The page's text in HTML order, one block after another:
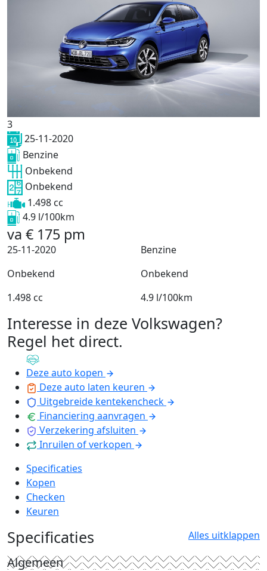
3
25-11-2020
Benzine
Onbekend
Onbekend
1.498 cc
4.9 l/100km
va € 175 pm
25-11-2020
Benzine
Onbekend
Onbekend
1.498 cc
4.9 l/100km
Interesse in deze Volkswagen?
Regel het direct.
Deze auto kopen
Deze auto laten keuren
Uitgebreide kentekencheck
Financiering aanvragen
Verzekering afsluiten
Inruilen of verkopen
Specificaties
Kopen
Checken
Keuren
Specificaties Alles uitklappen
Algemeen